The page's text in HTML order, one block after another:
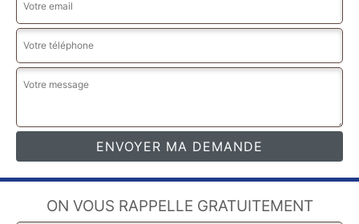
ON VOUS RAPPELLE GRATUITEMENT